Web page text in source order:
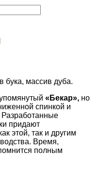
бука, массив дуба.
«Бекар», но
спинкой и
Разработанные
придают
этой, так и другим
Время,
полным